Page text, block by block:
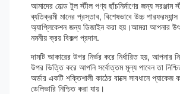
আমাদের মোল্ড টুল স্টীল পণ্য ছাঁচনির্মাণের জন্য সরঞ্জাম
ব্যতিক্রমী মানের প্রস্তাব, বিশেষভাবে উচ্চ পারফরম্যান্স
অ্যাপ্লিকেশন জন্য ডিজাইন করা হয়।আমরা আপনার
নমনীয় ক্রয় বিকল্প প্রদান.
দামটি আকারের উপর নির্ভর করে নির্ধারিত হয়, আপনার
উপর ভিত্তি করে আপনি সর্বোত্তম মূল্য পাবেন তা
অর্ডার একটি শক্তিশালী কাঠের বাক্সে সাবধানে প্যাকেজ
ডেলিভারি নিশ্চিত করা যায়।